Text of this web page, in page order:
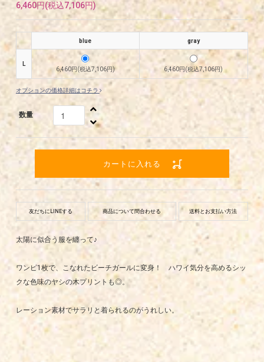
6,460円(税込7,106円)
blue gray
L
6,460円(税込7,106円)
6,460円(税込7,106円)
オプションの価格詳細はコチラ
数量
カートに入れる
友だちにLINEする 商品について問合わせる 送料とお支払い方法
太陽に似合う服を纏って♪
ワンピ1枚で、こなれたビーチガールに変身！ ハワイ気分を高めるシッ
クな色味のヤシの木プリントも◎。
レーション素材でサラリと着られるのがうれしい。